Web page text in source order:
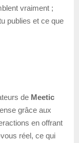
vraiment ;
publies et ce que
de Meetic
grâce aux
en offrant
réel, ce qui